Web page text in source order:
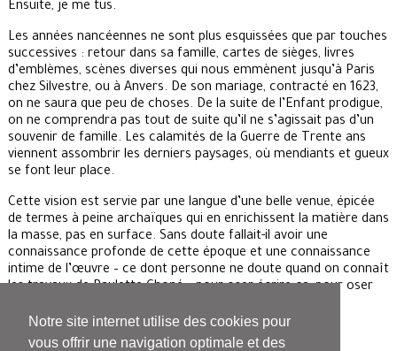
Notre site internet utilise des cookies pour
vous offrir une navigation optimale et des
Ensuite, je me tus.
Les années nancéennes ne sont plus esquissées que par touches
successives : retour dans sa famille, cartes de sièges, livres
d’emblèmes, scènes diverses qui nous emmènent jusqu’à Paris
chez Silvestre, ou à Anvers. De son mariage, contracté en 1623,
on ne saura que peu de choses. De la suite de l’Enfant prodigue,
on ne comprendra pas tout de suite qu’il ne s’agissait pas d’un
souvenir de famille. Les calamités de la Guerre de Trente ans
viennent assombrir les derniers paysages, où mendiants et gueux
se font leur place.
Cette vision est servie par une langue d’une belle venue, épicée
de termes à peine archaïques qui en enrichissent la matière dans
la masse, pas en surface. Sans doute fallait-il avoir une
connaissance profonde de cette époque et une connaissance
intime de l’œuvre – ce dont personne ne doute quand on connaît
les travaux de Paulette Choné – pour oser écrire ça, pour oser
Fortitou